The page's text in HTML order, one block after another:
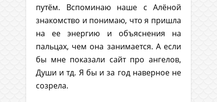
путём. Вспоминаю наше с Алёной
знакомство и понимаю, что я пришла
на ее энергию и объяснения на
пальцах, чем она занимается. А если
бы мне показали сайт про ангелов,
Души и тд. Я бы и за год наверное не
созрела.